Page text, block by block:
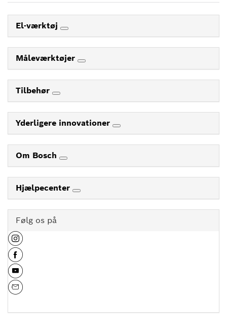
El-værktøj
Måleværktøjer
Tilbehør
Yderligere innovationer
Om Bosch
Hjælpecenter
Følg os på